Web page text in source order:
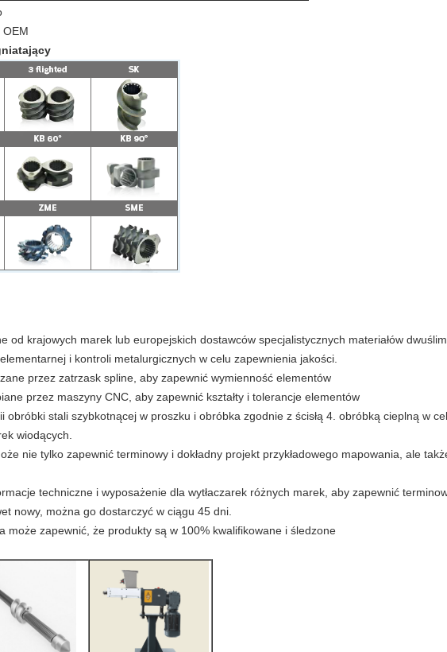
od krajowych marek lub europejskich dostawców specjalistycznych materiałów
i kontroli metalurgicznych w celu zapewnienia jakości.
przez zatrzask spline, aby zapewnić wymienność elementów
przez maszyny CNC, aby zapewnić kształty i tolerancje elementów
obróbki stali szybkotnącej w proszku i obróbka zgodnie z ścisłą 4. obróbką cieplną w
wiodących.
nie tylko zapewnić terminowy i dokładny projekt przykładowego mapowania, ale
techniczne i wyposażenie dla wytłaczarek różnych marek, aby zapewnić
nowy, można go dostarczyć w ciągu 45 dni.
może zapewnić, że produkty są w 100% kwalifikowane i śledzone